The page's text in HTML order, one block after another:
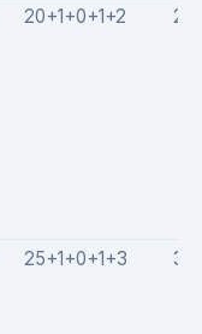
20+1+0+1+2
25+1+0+1+3